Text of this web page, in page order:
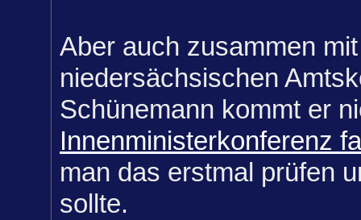
Aber auch zusammen
niedersächsischen
Schünemann kommt er
Innenministerkonferenz
man das erstmal prüfen
sollte.